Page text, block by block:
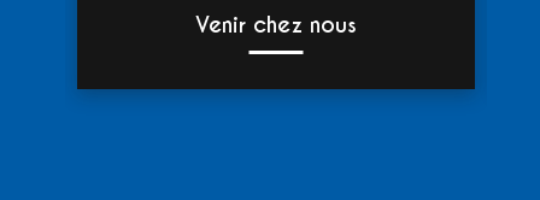
Venir chez nous